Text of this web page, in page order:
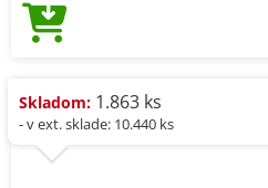
Skladom: 1.863 ks
- v ext. sklade: 10.440 ks